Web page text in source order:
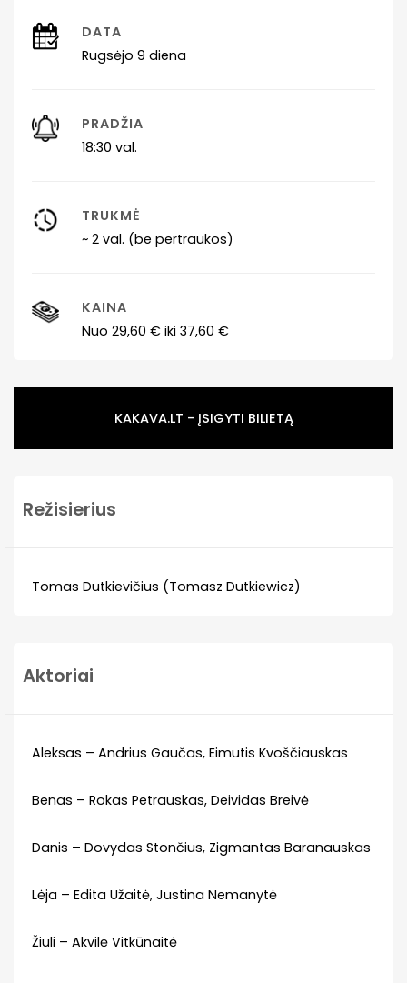
DATA
Rugsėjo 9 diena
PRADŽIA
18:30 val.
TRUKMĖ
~ 2 val. (be pertraukos)
KAINA
Nuo 29,60 € iki 37,60 €
KAKAVA.LT - ĮSIGYTI BILIETĄ
Režisierius
Tomas Dutkievičius (Tomasz Dutkiewicz)
Aktoriai
Aleksas – Andrius Gaučas, Eimutis Kvoščiauskas
Benas – Rokas Petrauskas, Deividas Breivė
Danis – Dovydas Stončius, Zigmantas Baranauskas
Lėja – Edita Užaitė, Justina Nemanytė
Žiuli – Akvilė Vitkūnaitė